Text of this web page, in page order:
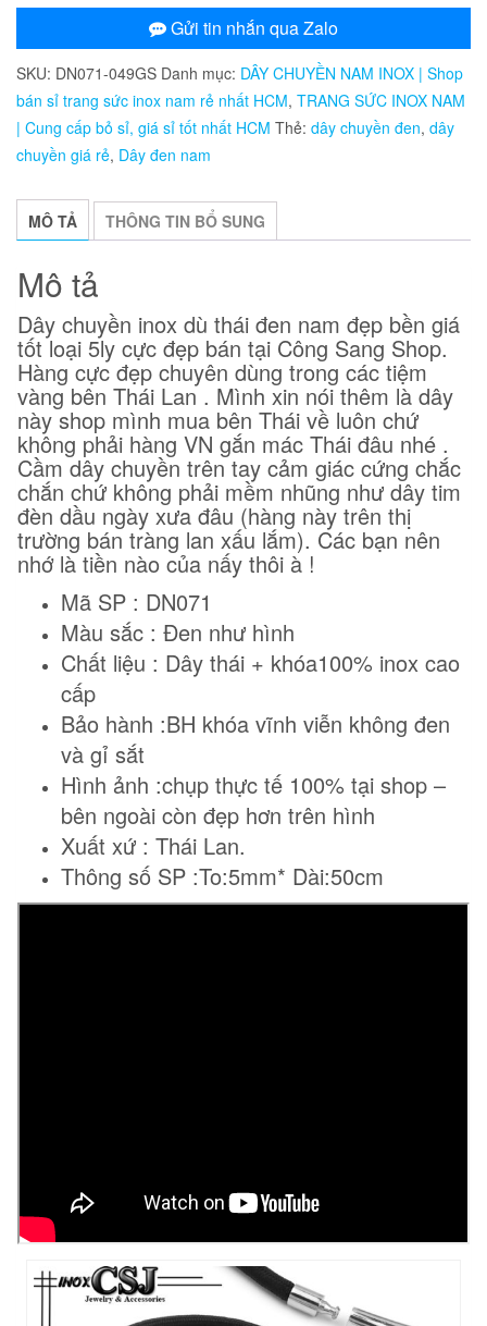
đen
của
thái
5ly
DN071
lượng
Gửi tin nhắn qua Zalo
SKU: DN071-049GS Danh mục: DÂY CHUYỀN NAM INOX | Shop
bán sỉ trang sức inox nam rẻ nhất HCM, TRANG SỨC INOX NAM
| Cung cấp bỏ sỉ, giá sỉ tốt nhất HCM Thẻ: dây chuyền đen, dây
chuyền giá rẻ, Dây đen nam
MÔ TẢ THÔNG TIN BỔ SUNG
Mô tả
Dây chuyền inox dù thái đen nam đẹp bền giá
tốt loại 5ly cực đẹp bán tại Công Sang Shop.
Hàng cực đẹp chuyên dùng trong các tiệm
vàng bên Thái Lan . Mình xin nói thêm là dây
này shop mình mua bên Thái về luôn chứ
không phải hàng VN gắn mác Thái đâu nhé .
Cầm dây chuyền trên tay cảm giác cứng chắc
chắn chứ không phải mềm nhũng như dây tim
đèn dầu ngày xưa đâu (hàng này trên thị
trường bán tràng lan xấu lắm). Các bạn nên
nhớ là tiền nào của nấy thôi à !
Mã SP : DN071
Màu sắc : Đen như hình
Chất liệu : Dây thái + khóa100% inox cao
cấp
Bảo hành :BH khóa vĩnh viễn không đen
và gỉ sắt
Hình ảnh :chụp thực tế 100% tại shop –
bên ngoài còn đẹp hơn trên hình
Xuất xứ : Thái Lan.
Thông số SP :To:5mm* Dài:50cm